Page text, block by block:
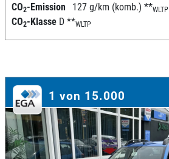
CO2-Emission 127 g/km (komb.) **WLTP
CO2-Klasse D **WLTP
1 von 15.000